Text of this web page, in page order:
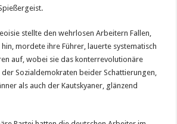
stellte den wehrlosen Arbeitern Fallen,
mordete ihre Führer, lauerte systematisch
auf, wobei sie das konterrevolutionäre
der Sozialdemokraten beider Schattierungen,
als auch der Kautskyaner, glänzend